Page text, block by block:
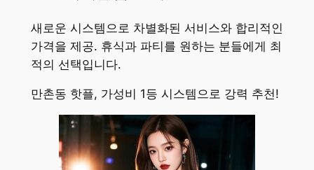
새로운 시스템으로 차별화된 서비스와 합리적인
가격을 제공. 휴식과 파티를 원하는 분들에게 최
적의 선택입니다.
만촌동 핫플, 가성비 1등 시스템으로 강력 추천!